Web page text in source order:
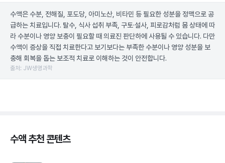
수액은 수분, 전해질, 포도당, 아미노산, 비타민 등 필요한 성분을 정맥으로 공
급하는 치료입니다. 탈수, 식사 섭취 부족, 구토·설사, 피로감처럼 몸 상태에 따
라 수분이나 영양 보충이 필요할 때 의료진 판단하에 사용될 수 있습니다. 다만
수액이 증상을 직접 치료한다고 보기보다는 부족한 수분이나 영양 성분을 보
충해 회복을 돕는 보조적 치료로 이해하는 것이 안전합니다.
출처: JW생명과학
수액 추천 콘텐츠